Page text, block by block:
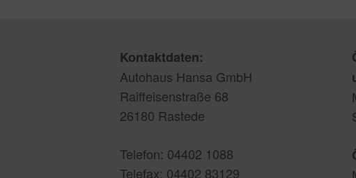
Kontaktdaten:
Autohaus Hansa GmbH
Raiffeisenstraße 68
26180 Rastede
Telefon: 04402 1088
Telefax: 04402 83129